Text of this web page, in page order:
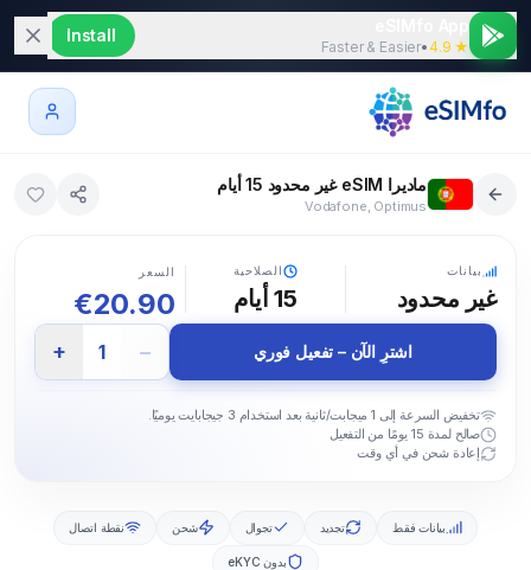
★ 4.9
•
Faster & Easier
Install
ماديرا eSIM غير محدود 15 أيام
Vodafone, Optimus
بيانات
غير محدود
الصلاحية
15 أيام
السعر
€20.90
اشترِ الآن – تفعيل فوري −
1
+
تخفيض السرعة إلى 1 ميجابت/ثانية بعد استخدام 3 جيجابايت يوميًا.
صالح لمدة 15 يومًا من التفعيل
إعادة شحن في أي وقت
بيانات فقط تجديد تجوال شحن نقطة اتصال
بدون eKYC